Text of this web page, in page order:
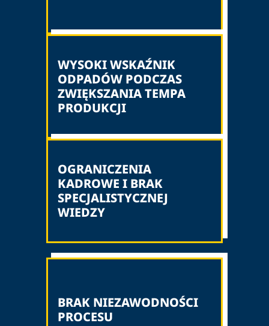
WYSOKI WSKAŹNIK
ODPADÓW PODCZAS
ZWIĘKSZANIA TEMPA
PRODUKCJI
OGRANICZENIA
KADROWE I BRAK
SPECJALISTYCZNEJ
WIEDZY
BRAK NIEZAWODNOŚCI
PROCESU